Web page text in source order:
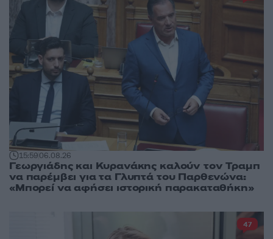
15:5906.08.26
Γεωργιάδης και Κυρανάκης καλούν τον Τραμπ
να παρέμβει για τα Γλυπτά του Παρθενώνα:
«Μπορεί να αφήσει ιστορική παρακαταθήκη»
47